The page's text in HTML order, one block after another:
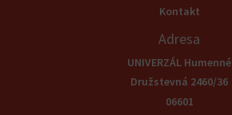
Kontakt
Adresa
UNIVERZÁL Humenné
Družstevná 2460/36
06601